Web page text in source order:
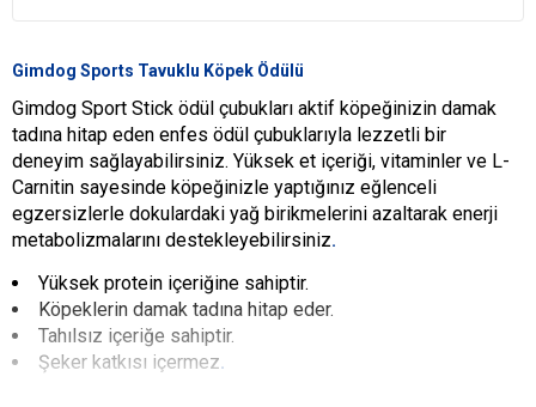
Gimdog Sports Tavuklu Köpek Ödülü
Gimdog Sport Stick ödül çubukları aktif köpeğinizin damak
tadına hitap eden enfes ödül çubuklarıyla lezzetli bir
deneyim sağlayabilirsiniz. Yüksek et içeriği, vitaminler ve L-
Carnitin sayesinde köpeğinizle yaptığınız eğlenceli
egzersizlerle dokulardaki yağ birikmelerini azaltarak enerji
metabolizmalarını destekleyebilirsiniz.
Yüksek protein içeriğine sahiptir.
Köpeklerin damak tadına hitap eder.
Tahılsız içeriğe sahiptir.
Şeker katkısı içermez.